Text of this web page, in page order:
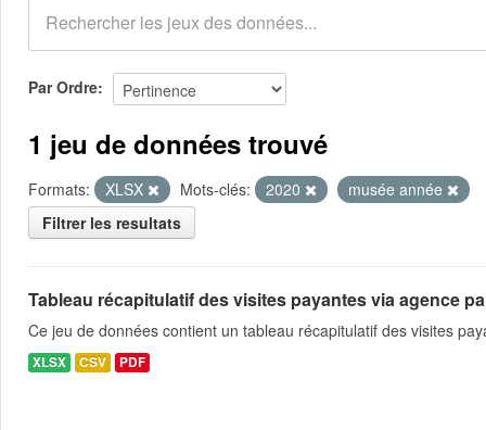
Groupes
Demandes 0
À propos
Par Ordre
1 jeu de données trouvé
Formats: XLSX Mots-clés: 2020
musée année
Filtrer les resultats
Tableau récapitulatif des visites payantes via agence
Ce jeu de données contient un tableau récapitulatif des visites
XLSX CSV PDF